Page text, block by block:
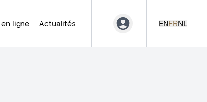
ligne Actualités ENFRNL